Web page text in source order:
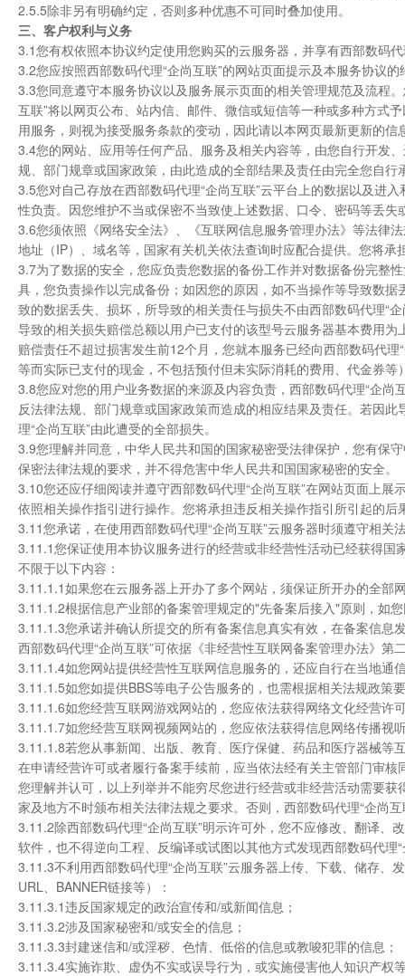
2.5.5除非另有明确约定，否则多种优惠不可同时叠加使用。
三、客户权利与义务
3.1您有权依照本协议约定使用您购买的云服务器，并享有西部数码
3.2您应按照西部数码代理“企尚互联”的网站页面提示及本服务协议
3.3您同意遵守本服务协议以及服务展示页面的相关管理规范及流程
互联”将以网页公布、站内信、邮件、微信或短信等一种或多种方式
用服务，则视为接受服务条款的变动，因此请以本网页最新更新的信
3.4您的网站、应用等任何产品、服务及相关内容等，由您自行开发
规、部门规章或国家政策，由此造成的全部结果及责任由完全您自
3.5您对自己存放在西部数码代理“企尚互联”云平台上的数据以及进
性负责。因您维护不当或保密不当致使上述数据、口令、密码等丢
3.6您须依照《网络安全法》、《互联网信息服务管理办法》等法律
地址（IP）、域名等，国家有关机关依法查询时应配合提供。您将
3.7为了数据的安全，您应负责您数据的备份工作并对数据备份完整
具，您负责操作以完成备份；如因您的原因，如不当操作等导致数
致的数据丢失、损坏，所导致的相关责任与损失不由西部数码代理“
导致的相关损失赔偿总额以用户已支付的该型号云服务器基本费用
赔偿责任不超过损害发生前12个月，您就本服务已经向西部数码代
等而实际已支付的现金，不包括预付但未实际消耗的费用、代金券等
3.8您应对您的用户业务数据的来源及内容负责，西部数码代理“企
反法律法规、部门规章或国家政策而造成的相应结果及责任。若因
理“企尚互联”由此遭受的全部损失。
3.9您理解并同意，中华人民共和国的国家秘密受法律保护，您有保
保密法律法规的要求，并不得危害中华人民共和国国家秘密的安全。
3.10您还应仔细阅读并遵守西部数码代理“企尚互联”在网站页面上
依照相关操作指引进行操作。您将承担违反相关操作指引所引起的
3.11您承诺，在使用西部数码代理“企尚互联”云服务器时须遵守相
3.11.1您保证使用本协议服务进行的经营或非经营性活动已经获得
不限于以下内容：
3.11.1.1如果您在云服务器上开办了多个网站，须保证所开办的全部
3.11.1.2根据信息产业部的备案管理规定的"先备案后接入"原则，如
3.11.1.3您承诺并确认所提交的所有备案信息真实有效，在备案信
西部数码代理“企尚互联”可依据《非经营性互联网备案管理办法》
3.11.1.4如您网站提供经营性互联网信息服务的，还应自行在当地通
3.11.1.5如您如提供BBS等电子公告服务的，也需根据相关法规政策
3.11.1.6如您经营互联网游戏网站的，您应依法获得网络文化经营许
3.11.1.7如您经营互联网视频网站的，您应依法获得信息网络传播视
3.11.1.8若您从事新闻、出版、教育、医疗保健、药品和医疗器械
在申请经营许可或者履行备案手续前，应当依法经有关主管部门审核
您理解并认可，以上列举并不能穷尽您进行经营或非经营活动需要
家及地方不时颁布相关法律法规之要求。否则，西部数码代理“企尚
3.11.2除西部数码代理“企尚互联”明示许可外，您不应修改、翻译、
软件，也不得逆向工程、反编译或试图以其他方式发现西部数码代理
3.11.3不利用西部数码代理“企尚互联”云服务器上传、下载、储存
URL、BANNER链接等）：
3.11.3.1违反国家规定的政治宣传和/或新闻信息；
3.11.3.2涉及国家秘密和/或安全的信息；
3.11.3.3封建迷信和/或淫秽、色情、低俗的信息或教唆犯罪的信息；
3.11.3.4实施诈欺、虚伪不实或误导行为，或实施侵害他人知识产权